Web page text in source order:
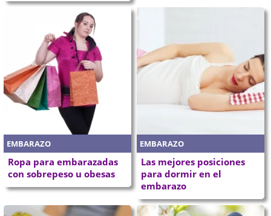
EMBARAZO
Ropa para embarazadas
con sobrepeso u obesas
EMBARAZO
Las mejores posiciones
para dormir en el
embarazo